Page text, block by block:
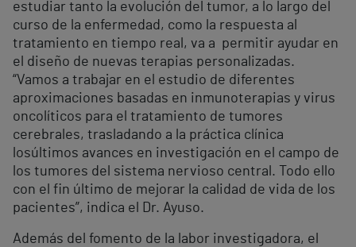
estudiar tanto la evolución del tumor, a lo largo del
curso de la enfermedad, como la respuesta al
tratamiento en tiempo real, va a permitir ayudar en
el diseño de nuevas terapias personalizadas.
“Vamos a trabajar en el estudio de diferentes
aproximaciones basadas en inmunoterapias y virus
oncolíticos para el tratamiento de tumores
cerebrales, trasladando a la práctica clínica
losúltimos avances en investigación en el campo de
los tumores del sistema nervioso central. Todo ello
con el fin último de mejorar la calidad de vida de los
pacientes”, indica el Dr. Ayuso.
Además del fomento de la labor investigadora, el